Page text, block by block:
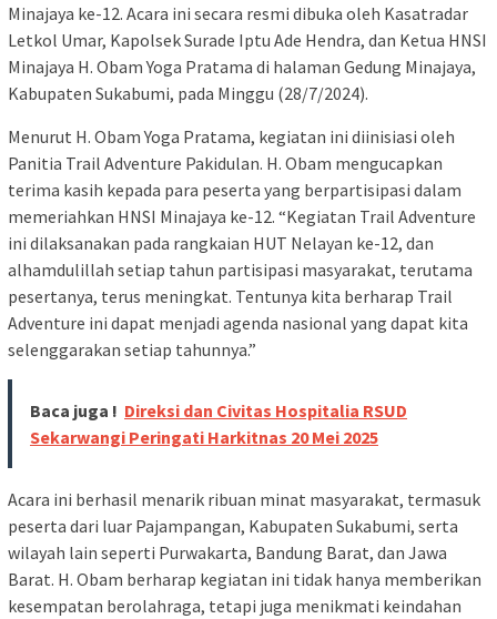
Minajaya ke-12. Acara ini secara resmi dibuka oleh Kasatradar
Letkol Umar, Kapolsek Surade Iptu Ade Hendra, dan Ketua HNSI
Minajaya H. Obam Yoga Pratama di halaman Gedung Minajaya,
Kabupaten Sukabumi, pada Minggu (28/7/2024).
Menurut H. Obam Yoga Pratama, kegiatan ini diinisiasi oleh
Panitia Trail Adventure Pakidulan. H. Obam mengucapkan
terima kasih kepada para peserta yang berpartisipasi dalam
memeriahkan HNSI Minajaya ke-12. “Kegiatan Trail Adventure
ini dilaksanakan pada rangkaian HUT Nelayan ke-12, dan
alhamdulillah setiap tahun partisipasi masyarakat, terutama
pesertanya, terus meningkat. Tentunya kita berharap Trail
Adventure ini dapat menjadi agenda nasional yang dapat kita
selenggarakan setiap tahunnya.”
Baca juga ! Direksi dan Civitas Hospitalia RSUD
Sekarwangi Peringati Harkitnas 20 Mei 2025
Acara ini berhasil menarik ribuan minat masyarakat, termasuk
peserta dari luar Pajampangan, Kabupaten Sukabumi, serta
wilayah lain seperti Purwakarta, Bandung Barat, dan Jawa
Barat. H. Obam berharap kegiatan ini tidak hanya memberikan
kesempatan berolahraga, tetapi juga menikmati keindahan